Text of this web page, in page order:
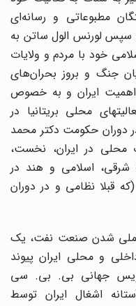
مطبوعاتی و رسانه‌ای
سپس لورنس الول ساتن به
خود با مردم و ولایات
جنگ و بروز بحران‌های
ایران و به خصوص
محلی بریتانیا در
حکومت دکتر محمد
در ایران، نخست،
اسلامی و هند در
قبلا نظامی و در دوران
شدن صنعت نفت، یک
و محلی ایران پیوند
جهانی بی. بی. سی
اشغال ایران توسط